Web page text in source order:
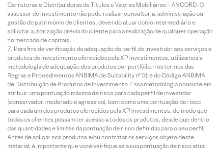
Corretoras e Distribuidoras de Títulos e Valores Mobiliários – ANCORD. O
assessor de investimento não pode realizar consultoria, administração ou
gestão de patrimônio de clientes, devendo atuar como intermediário e
solicitar autorização prévia do cliente para a realização de qualquer operação
no mercado de capitais.
Para fins de verificação da adequação do perfil do investidor aos serviços e
produtos de investimento oferecidos pela XP Investimentos, utilizamos a
metodologia de adequação dos produtos por portfólio, nos termos das
Regras e Procedimentos ANBIMA de Suitability nº 01 e do Código ANBIMA
de Distribuição de Produtos de Investimento. Essa metodologia consiste em
atribuir uma pontuação máxima de risco para cada perfil de investidor
(conservador, moderado e agressivo), bem como uma pontuação de risco
para cada um dos produtos oferecidos pela XP Investimentos, de modo que
todos os clientes possam ter acesso a todos os produtos, desde que dentro
das quantidades e limites da pontuação de risco definidas para o seu perfil.
Antes de aplicar nos produtos e/ou contratar os serviços objeto deste
material, é importante que você verifique se a sua pontuação de risco atual